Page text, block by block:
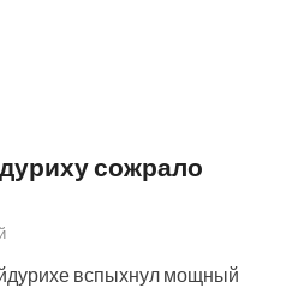
сожрало
вспыхнул мощный